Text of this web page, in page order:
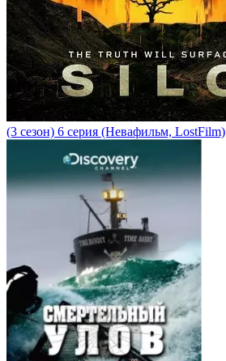
(3 сезон) 6 серия (Невафильм, LostFilm)